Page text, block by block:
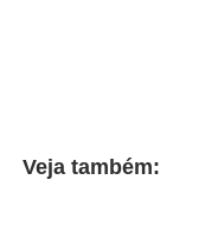
Veja também: